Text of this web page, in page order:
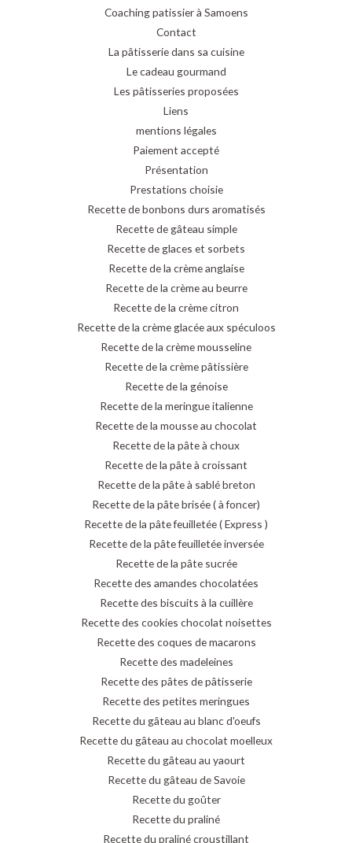
Coaching patissier à Samoens
Contact
La pâtisserie dans sa cuisine
Le cadeau gourmand
Les pâtisseries proposées
Liens
mentions légales
Paiement accepté
Présentation
Prestations choisie
Recette de bonbons durs aromatisés
Recette de gâteau simple
Recette de glaces et sorbets
Recette de la crème anglaise
Recette de la crème au beurre
Recette de la crème citron
Recette de la crème glacée aux spéculoos
Recette de la crème mousseline
Recette de la crème pâtissière
Recette de la génoise
Recette de la meringue italienne
Recette de la mousse au chocolat
Recette de la pâte à choux
Recette de la pâte à croissant
Recette de la pâte à sablé breton
Recette de la pâte brisée ( à foncer)
Recette de la pâte feuilletée ( Express )
Recette de la pâte feuilletée inversée
Recette de la pâte sucrée
Recette des amandes chocolatées
Recette des biscuits à la cuillère
Recette des cookies chocolat noisettes
Recette des coques de macarons
Recette des madeleines
Recette des pâtes de pâtisserie
Recette des petites meringues
Recette du gâteau au blanc d'oeufs
Recette du gâteau au chocolat moelleux
Recette du gâteau au yaourt
Recette du gâteau de Savoie
Recette du goûter
Recette du praliné
Recette du praliné croustillant